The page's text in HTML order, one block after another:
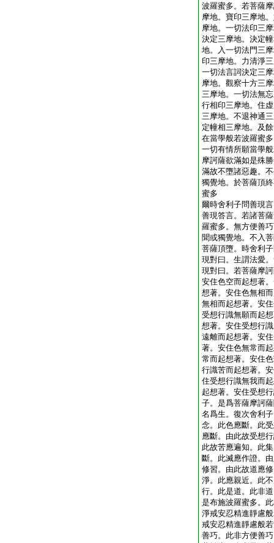
波羅蜜多。若菩薩
摩地。寶印三摩地
摩地。一切法印三
決定三摩地。決定
地。入一切法門三
印三摩地。力清淨
一切法言詞決定三
摩地。觀察十方三
三摩地。一切法無
行相印三摩地。住
三摩地。不退神通
定幢相三摩地。及
在當學般若波羅蜜
一切有情所願當學
摩訶薩欲滿如是殊
滿故不墮諸惡趣。
獨覺地。於菩薩頂
蜜多
爾時舍利子問善現
善現答言。若諸菩
羅蜜多。無方便善
聞或獨覺地。不入
菩薩頂墮。時舍利
現對曰。生謂法愛
現對曰。若菩薩摩
安住色空而起想著
想著。安住色無相
無相而起想著。安
受想行識無願而起
想著。安住受想行
遠離而起想著。安
著。安住色無常而
常而起想著。安住
行識苦而起想著。
住受想行識無我而
起想著。安住受想
子。是爲菩薩摩訶
名爲生。復次舍利
念。此色應斷。此
應斷。由此故受想
此故苦應遍知。此
斷。此滅應作證。
修習。由此故道應
淨。此應親近。此
行。此是道。此非
是布施波羅蜜多。
淨戒安忍精進靜慮
戒安忍精進靜慮般
善巧。此非方便善